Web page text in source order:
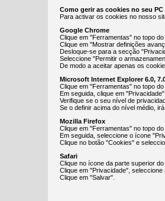
Como gerir as cookies no seu PC
Para activar os cookies no nosso
Google Chrome
Clique em "Ferramentas" no topo
Clique em "Mostrar definições
Desloque-se para a secção
Seleccione "Permitir o
De modo a aceitar apenas os
Microsoft Internet Explorer 6.0,
Clique em "Ferramentas" no topo
Em seguida, clique em
Verifique se o seu nível de
Se o definir acima do nível médio,
Mozilla Firefox
Clique em "Ferramentas" no topo
Em seguida, seleccione o ícone
Clique no botão "Cookies" e
Safari
Clique no ícone da parte superior
Clique em "Privacidade",
Clique em "Salvar".